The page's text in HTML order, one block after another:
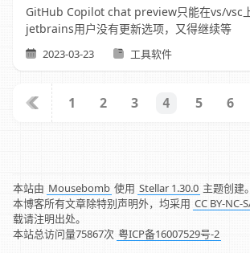
GitHub Copilot chat preview只能在vs/vsc上
jetbrains用户没有更新选项，又得继续等
2023-03-23 工具软件
1 2 3 4 5 6
本站由 Mousebomb 使用 Stellar 1.30.0 主题创建。
本博客所有文章除特别声明外，均采用 CC BY-NC-
载请注明出处。
本站总访问量75867次 粤ICP备16007529号-2